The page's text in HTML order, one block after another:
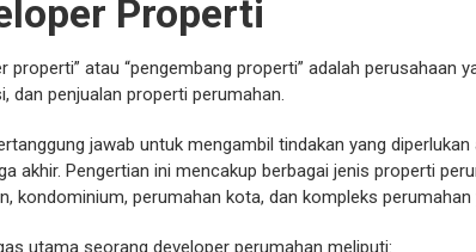
Properti
properti” atau “pengembang properti” adalah perusahaan
dan penjualan properti perumahan.
jawab untuk mengambil tindakan yang
akhir. Pengertian ini mencakup berbagai jenis properti
kondominium, perumahan kota, dan kompleks perumahan
utama seorang developer perumahan meliputi: